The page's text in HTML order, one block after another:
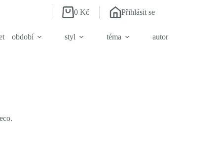
Shopping
0 Kč Přihlásit se
období styl téma autor